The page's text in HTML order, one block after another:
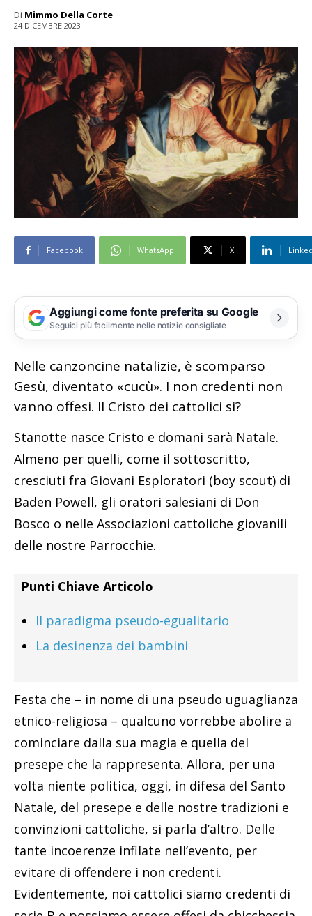
Di Mimmo Della Corte
24 DICEMBRE 2023
Facebook WhatsApp X
Aggiungi come fonte preferita su Google
Seguici più facilmente nelle notizie consigliate
Nelle canzoncine natalizie, è scomparso
Gesù, diventato «cucù». I non credenti non
vanno offesi. Il Cristo dei cattolici si?
Stanotte nasce Cristo e domani sarà Natale.
Almeno per quelli, come il sottoscritto,
cresciuti fra Giovani Esploratori (boy scout) di
Baden Powell, gli oratori salesiani di Don
Bosco o nelle Associazioni cattoliche giovanili
delle nostre Parrocchie.
Punti Chiave Articolo
Il paradigma pseudo-egualitario
La desinenza dei bambini
Festa che – in nome di una pseudo uguaglianza
etnico-religiosa – qualcuno vorrebbe abolire a
cominciare dalla sua magia e quella del
presepe che la rappresenta. Allora, per una
volta niente politica, oggi, in difesa del Santo
Natale, del presepe e delle nostre tradizioni e
convinzioni cattoliche, si parla d’altro. Delle
tante incoerenze infilate nell’evento, per
evitare di offendere i non credenti.
Evidentemente, noi cattolici siamo credenti di